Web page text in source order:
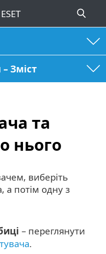
– Зміст
та
нього
виберіть
а потім одну з
– переглянути
.